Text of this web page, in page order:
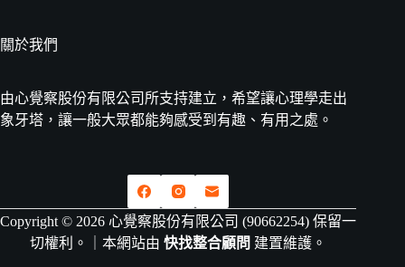
關於我們
由心覺察股份有限公司所支持建立，希望讓心理學走出
象牙塔，讓一般大眾都能夠感受到有趣、有用之處。
Copyright © 2026 心覺察股份有限公司 (90662254) 保留一
切權利。｜本網站由快找整合顧問 建置維護。